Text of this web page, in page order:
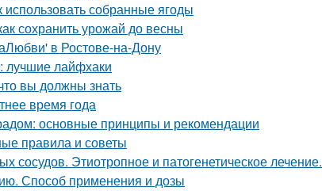
собранные ягоды
сохранить урожай до весны
в Ростове-на-Дону
лучшие лайфхаки
вы должны знать
время года
основные принципы и рекомендации
правила и советы
сосудов. Этиотропное и патогенетическое лечение.
Способ применения и дозы